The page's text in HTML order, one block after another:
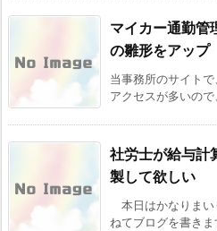
マイカー通勤管
の雛形をアップ
当事務所のサイト
アクセスが多いの
社労士が給与計
製して欲しい
本日はかなりまい
ねてブログを書き